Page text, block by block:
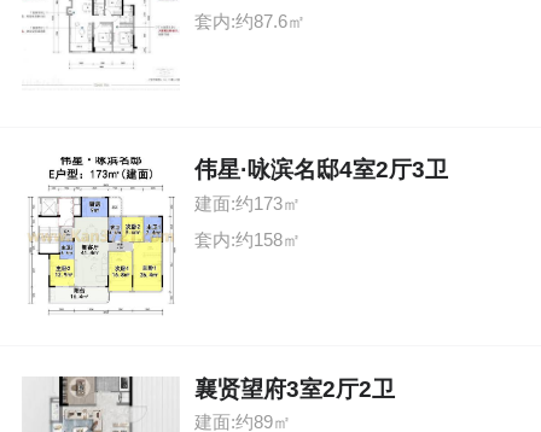
套内:约87.6㎡
伟星·咏滨名邸4室2厅3卫
建面:约173㎡
套内:约158㎡
襄贤望府3室2厅2卫
建面:约89㎡